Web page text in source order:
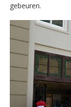
gebeuren.